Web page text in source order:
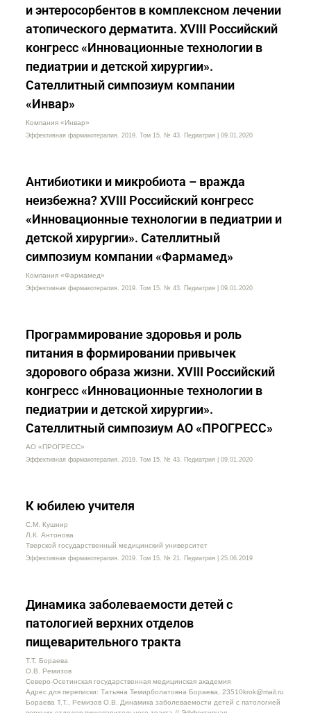
и энтеросорбентов в комплексном лечении
атопического дерматита. XVIII Российский
конгресс «Инновационные технологии в
педиатрии и детской хирургии».
Сателлитный симпозиум компании
«Инвар»
Компания «Инвар»
Эффективная фармакотерапия. 2019. Том 15. № 43. Педиатрия | 09.01.2020
Антибиотики и микробиота – вражда
неизбежна? XVIII Российский конгресс
«Инновационные технологии в педиатрии и
детской хирургии». Сателлитный
симпозиум компании «Фармамед»
Компания «Фармамед»
Эффективная фармакотерапия. 2019. Том 15. № 43. Педиатрия | 09.01.2020
Программирование здоровья и роль
питания в формировании привычек
здорового образа жизни. XVIII Российский
конгресс «Инновационные технологии в
педиатрии и детской хирургии».
Сателлитный симпозиум АО «ПРОГРЕСС»
АО «ПРОГРЕСС»
Эффективная фармакотерапия. 2019. Том 15. № 43. Педиатрия | 09.01.2020
К юбилею учителя
С.М. Кушнир
Л.К. Антонова
Тверской государственный медицинский университет
Эффективная фармакотерапия. 2019. Том 15. № 21. Педиатрия | 25.06.2019
Динамика заболеваемости детей с
патологией верхних отделов
пищеварительного тракта
Т.Т. Бораева
О.В. Ремизов
Северо-Осетинская государственная медицинская академия
Адрес для переписки: Татьяна Темирболатовна Бораева, 23510krok@mail.ru
Бораева Т.Т., Ремизов О.В. Динамика заболеваемости детей с патологией